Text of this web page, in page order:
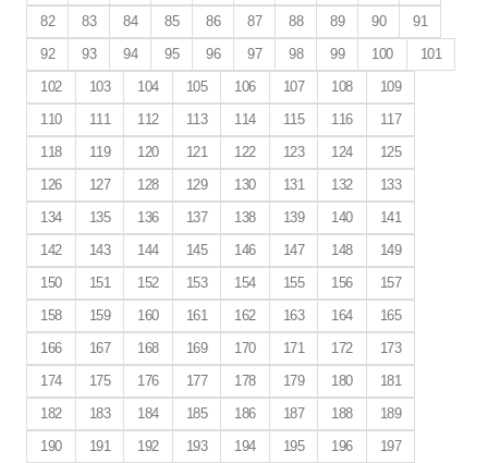
82 83 84 85 86 87 88 89 90
91
92
93 94 95 96 97 98 99 100
101
102
103 104 105 106 107 108
109
110
111 112 113 114 115 116
117
118
119 120 121 122 123 124
125
126
127 128 129 130 131 132
133
134
135 136 137 138 139 140
141
142
143 144 145 146 147 148
149
150
151 152 153 154 155 156
157
158
159 160 161 162 163 164
165
166
167 168 169 170 171 172
173
174
175 176 177 178 179 180
181
182
183 184 185 186 187 188
189
190
191 192 193 194 195 196
197